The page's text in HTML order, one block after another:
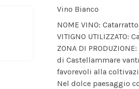
Vino Bianco
NOME VINO:
VITIGNO UTILIZZATO:
ZONA DI
di Castellammare
favorevoli alla
Nel dolce paesaggio